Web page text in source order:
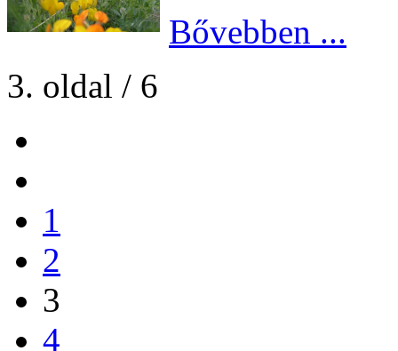
Bővebben ...
3. oldal / 6
1
2
3
4